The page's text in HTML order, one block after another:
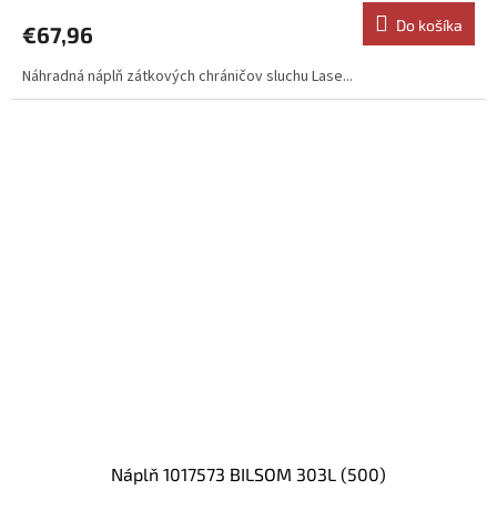
€67,96 Do košíka
Náhradná náplň zátkových chráničov sluchu Lase...
Náplň 1017573 BILSOM 303L (500)